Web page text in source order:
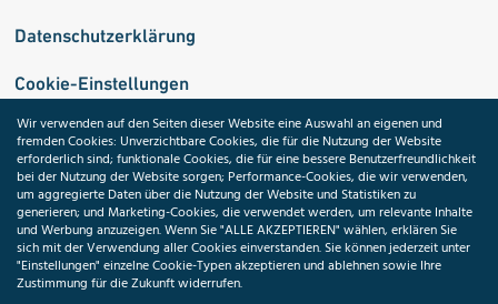
Datenschutzerklärung
Cookie-Einstellungen
Medizininformatik-Initiative
ToolPool Gesundheitsforschung
Wir verwenden auf den Seiten dieser Website eine Auswahl an eigenen und
fremden Cookies: Unverzichtbare Cookies, die für die Nutzung der Website
erforderlich sind; funktionale Cookies, die für eine bessere Benutzerfreundlichkeit
bei der Nutzung der Website sorgen; Performance-Cookies, die wir verwenden,
um aggregierte Daten über die Nutzung der Website und Statistiken zu
generieren; und Marketing-Cookies, die verwendet werden, um relevante Inhalte
und Werbung anzuzeigen. Wenn Sie "ALLE AKZEPTIEREN" wählen, erklären Sie
sich mit der Verwendung aller Cookies einverstanden. Sie können jederzeit unter
"Einstellungen" einzelne Cookie-Typen akzeptieren und ablehnen sowie Ihre
Zustimmung für die Zukunft widerrufen.